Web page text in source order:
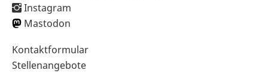
Instagram
Mastodon
Sekundärnavigation
im
Kontaktformular
Stellenangebote